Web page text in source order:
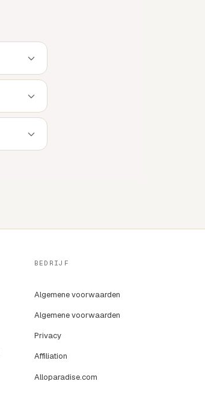
BEDRIJF
Algemene voorwaarden
Algemene voorwaarden
Privacy
Affiliation
Alloparadise.com